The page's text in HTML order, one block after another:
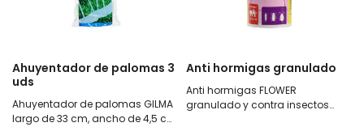
Ahuyentador de palomas 3
uds
Ahuyentador de palomas GILMA
largo de 33 cm, ancho de 4,5 cm
Anti hormigas granulado
Anti hormigas FLOWER
granulado y contra insectos